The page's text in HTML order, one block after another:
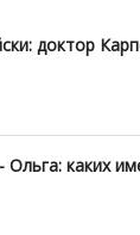
доктор
каких